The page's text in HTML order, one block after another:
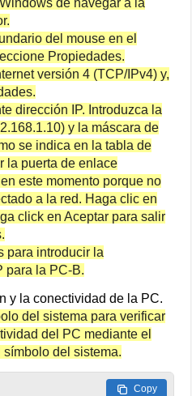
de navegar a la
del mouse en el
Propiedades.
versión 4 (TCP/IPv4) y,
dirección IP. Introduzca la
y la máscara de
se indica en la tabla de
la puerta de enlace
este momento porque no
a la red. Haga clic en
click en Aceptar para salir
para introducir la
para la PC-B.
y la conectividad de la PC.
del sistema para verificar
del PC mediante el
del sistema.
Copy